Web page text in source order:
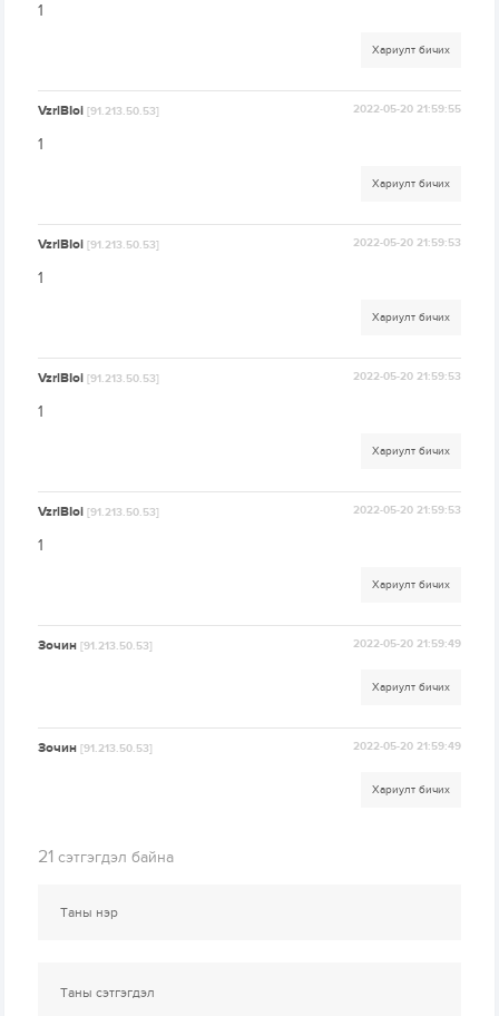
1
Хариулт бичих
VzrlBIoi[91.213.50.53] 2022-05-20 21:59:55
1
Хариулт бичих
VzrlBIoi[91.213.50.53] 2022-05-20 21:59:53
1
Хариулт бичих
VzrlBIoi[91.213.50.53] 2022-05-20 21:59:53
1
Хариулт бичих
VzrlBIoi[91.213.50.53] 2022-05-20 21:59:53
1
Хариулт бичих
Зочин[91.213.50.53] 2022-05-20 21:59:49
Хариулт бичих
Зочин[91.213.50.53] 2022-05-20 21:59:49
Хариулт бичих
21 сэтгэгдэл байна